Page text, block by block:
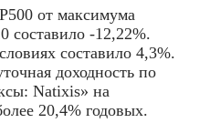
от максимума
составило -12,22%.
составило 4,3%.
доходность по
Natixis» на
20,4% годовых.